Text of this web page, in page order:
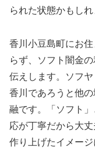
られた状態かもしれ
香川小豆島町にお
らず、ソフト闇金
伝えします。ソフヤ
香川であろうと他
融です。「ソフト
応が丁寧だから大
作り上げたイメージ